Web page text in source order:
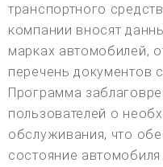
транспортного
компании вносят
марках автомобилей,
перечень документов
Программа
пользователей о
обслуживания, что
состояние